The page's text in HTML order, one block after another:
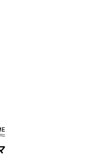
…銀次くんのおもしろ可
人もいるでしょう。